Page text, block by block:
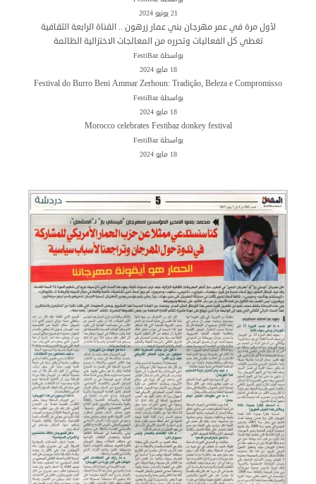
21 يونيو 2024
لأول مرة في عمر مهرجان بني عمار زرهون .. القناة الرابعة الثقافية
تغطي كل الفعاليات وتحرره من المعالجات الاختزالية الظالمة
بواسطة FestiBaz
18 مايو 2024
Festival do Burro Beni Ammar Zerhoun: Tradição, Beleza e Compromisso
بواسطة FestiBaz
18 مايو 2024
Morocco celebrates Festibaz donkey festival
بواسطة FestiBaz
18 مايو 2024